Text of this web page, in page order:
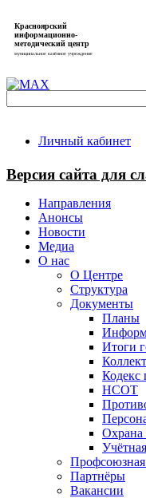
Красноярский
информационно-
методический центр
муниципальное казённое учреждение
Личный кабинет
Версия сайта для
Направления
Анонсы
Новости
Медиа
О нас
О Центре
Структура
Документы
Планы
Итоги
Кодекс
НСОТ
Охрана
Партнёры
Вакансии